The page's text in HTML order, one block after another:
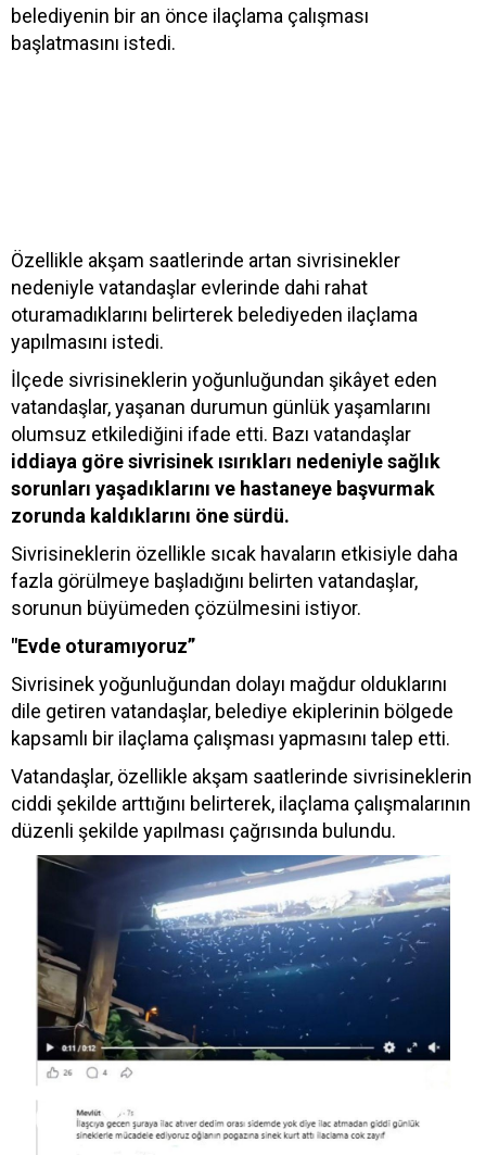
belediyenin bir an önce ilaçlama çalışması
başlatmasını istedi.
Özellikle akşam saatlerinde artan sivrisinekler
nedeniyle vatandaşlar evlerinde dahi rahat
oturamadıklarını belirterek belediyeden ilaçlama
yapılmasını istedi.
İlçede sivrisineklerin yoğunluğundan şikâyet eden
vatandaşlar, yaşanan durumun günlük yaşamlarını
olumsuz etkilediğini ifade etti. Bazı vatandaşlar
iddiaya göre sivrisinek ısırıkları nedeniyle sağlık
sorunları yaşadıklarını ve hastaneye başvurmak
zorunda kaldıklarını öne sürdü.
Sivrisineklerin özellikle sıcak havaların etkisiyle daha
fazla görülmeye başladığını belirten vatandaşlar,
sorunun büyümeden çözülmesini istiyor.
"Evde oturamıyoruz”
Sivrisinek yoğunluğundan dolayı mağdur olduklarını
dile getiren vatandaşlar, belediye ekiplerinin bölgede
kapsamlı bir ilaçlama çalışması yapmasını talep etti.
Vatandaşlar, özellikle akşam saatlerinde sivrisineklerin
ciddi şekilde arttığını belirterek, ilaçlama çalışmalarının
düzenli şekilde yapılması çağrısında bulundu.